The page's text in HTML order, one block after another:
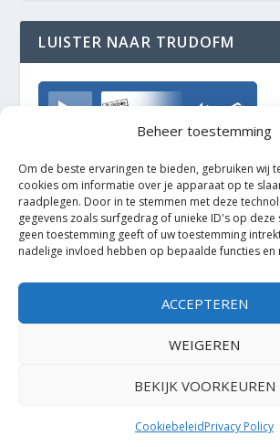
Beheer toestemming
Om de beste ervaringen te bieden, gebruiken wij
cookies om informatie over je apparaat op te
raadplegen. Door in te stemmen met deze
gegevens zoals surfgedrag of unieke ID's op deze
geen toestemming geeft of uw toestemming
nadelige invloed hebben op bepaalde functies en
ACCEPTEREN
WEIGEREN
BEKIJK VOORKEUREN
CookiebeleidPrivacy Policy
LUISTER NAAR TRUDOFM
TrudoFM
Elegant Themes|